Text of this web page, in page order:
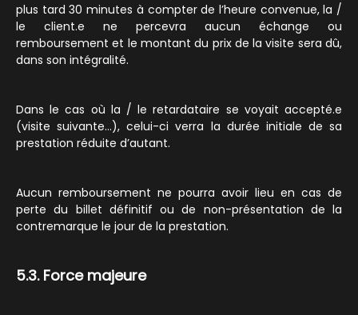
plus tard 30 minutes à compter de l’heure convenue, la /
le client.e ne percevra aucun échange ou
remboursement et le montant du prix de la visite sera dû,
dans son intégralité.
Dans le cas où la / le retardataire se voyait accepté.e
(visite suivante…), celui-ci verra la durée initiale de sa
prestation réduite d’autant.
Aucun remboursement ne pourra avoir lieu en cas de
perte du billet définitif ou de non-présentation de la
contremarque le jour de la prestation.
5.3. Force majeure